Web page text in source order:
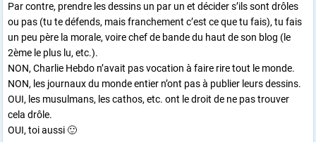
Par contre, prendre les dessins un par un et décider s’ils sont drôles
ou pas (tu te défends, mais franchement c’est ce que tu fais), tu fais
un peu père la morale, voire chef de bande du haut de son blog (le
2ème le plus lu, etc.).
NON, Charlie Hebdo n’avait pas vocation à faire rire tout le monde.
NON, les journaux du monde entier n’ont pas à publier leurs dessins.
OUI, les musulmans, les cathos, etc. ont le droit de ne pas trouver
cela drôle.
OUI, toi aussi 🙂